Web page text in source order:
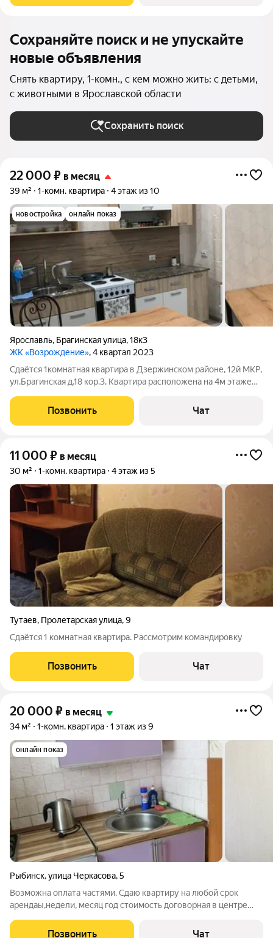
Сохраняйте поиск и не упускайте
новые объявления
Снять квартиру, 1-комн., с кем можно жить: с детьми,
с животными в Ярославской области
Сохранить поиск
22 000 ₽ в месяц
39 м² 1-комн. квартира 4 этаж из 10
новостройка онлайн показ
Ярославль, Брагинская улица,18к3
ЖК «Возрождение», 4 квартал 2023
Сдаётся 1комнатная квартира в Дзержинском районе, 12й МКР,
ул.Брагинская д.18 кор.3. Квартира расположена на 4м этаже
укомплектована новой мебелью (в комнате 2 отдельных
спальных места,
Позвонить Чат
11 000 ₽ в месяц
30 м² 1-комн. квартира 4 этаж из 5
Тутаев, Пролетарская улица,9
Сдаётся 1 комнатная квартира. Рассмотрим командировку
Позвонить Чат
20 000 ₽ в месяц
34 м² 1-комн. квартира 1 этаж из 9
онлайн показ
Рыбинск,улица Черкасова,5
Возможна оплата частями. Сдаю квартиру на любой срок
арендаы,недели, месяц год стоимость договорная в центре
Позвонить Чат